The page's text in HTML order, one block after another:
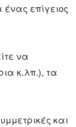
επίγειος
να
κ.λπ.), τα
και